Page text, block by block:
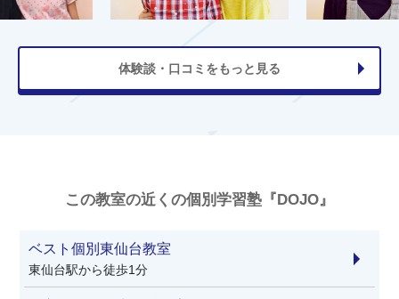
体験談・口コミをもっと見る
この教室の近くの個別学習塾『DOJO』
ベスト個別東仙台教室
東仙台駅から徒歩1分